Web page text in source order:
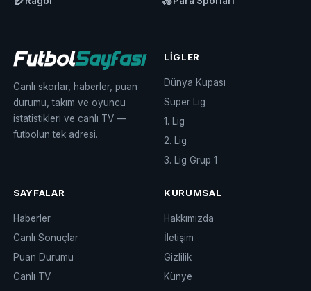
Canlı skorlar, haberler, puan
durumu, takım ve oyuncu
istatistikleri ve canlı TV —
futbolun tek adresi.
LIGLER
Dünya Kupası
Süper Lig
1. Lig
2. Lig
3. Lig Grup 1
SAYFALAR
Haberler
Canlı Sonuçlar
Puan Durumu
Canlı TV
KURUMSAL
Hakkımızda
İletişim
Gizlilik
Künye